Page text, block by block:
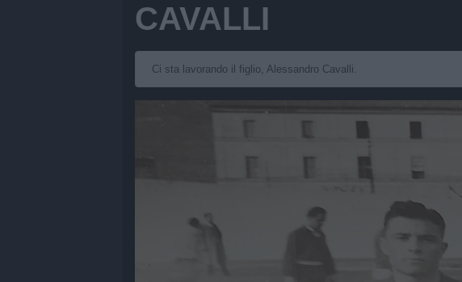
CAVALLI
Ci sta lavorando il figlio, Alessandro Cavalli.